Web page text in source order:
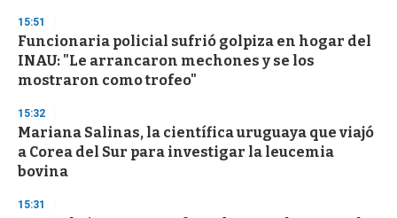
d
s
o
f
3
s
e
c
o
n
15:51
Funcionaria policial sufrió golpiza en hogar del
INAU: "Le arrancaron mechones y se los
mostraron como trofeo"
15:32
Mariana Salinas, la científica uruguaya que viajó
a Corea del Sur para investigar la leucemia
bovina
15:31